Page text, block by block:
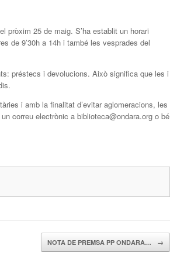
pròxim 25 de maig. S’ha establit un horari
de 9’30h a 14h i també les vesprades del
préstecs i devolucions. Això significa que les i
i amb la finalitat d’evitar aglomeracions, les
correu electrònic a biblioteca@ondara.org o bé
NOTA DE PREMSA PP ONDARA… →